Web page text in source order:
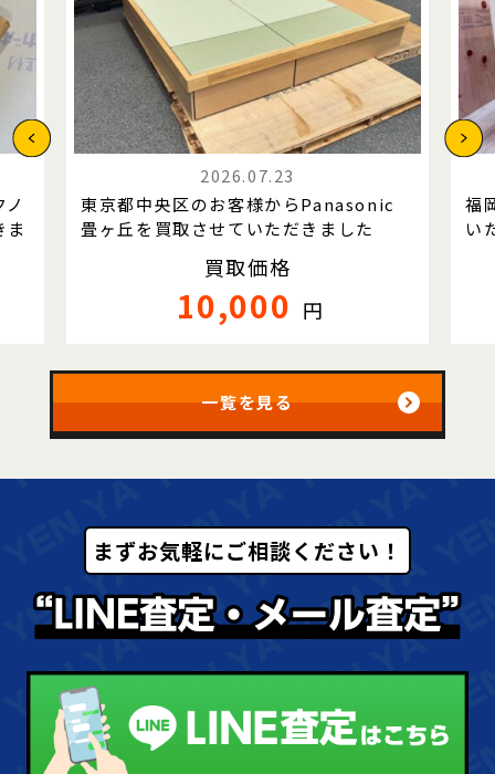
ま
2026.07.23
東京都中央区のお客様からPanasonic
畳ヶ丘を買取させていただきました
買取価格
10,000 円
福
い
一覧を見る
まずお気軽にご相談ください！